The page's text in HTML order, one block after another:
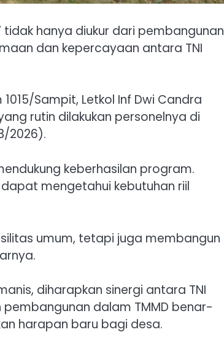
tidak hanya diukur dari pembangunan
dan kepercayaan antara TNI
Sampit, Letkol Inf Dwi Candra
rutin dilakukan personelnya di
2026).
keberhasilan program.
mengetahui kebutuhan riil
umum, tetapi juga membangun
diharapkan sinergi antara TNI
dalam TMMD benar-
harapan baru bagi desa.